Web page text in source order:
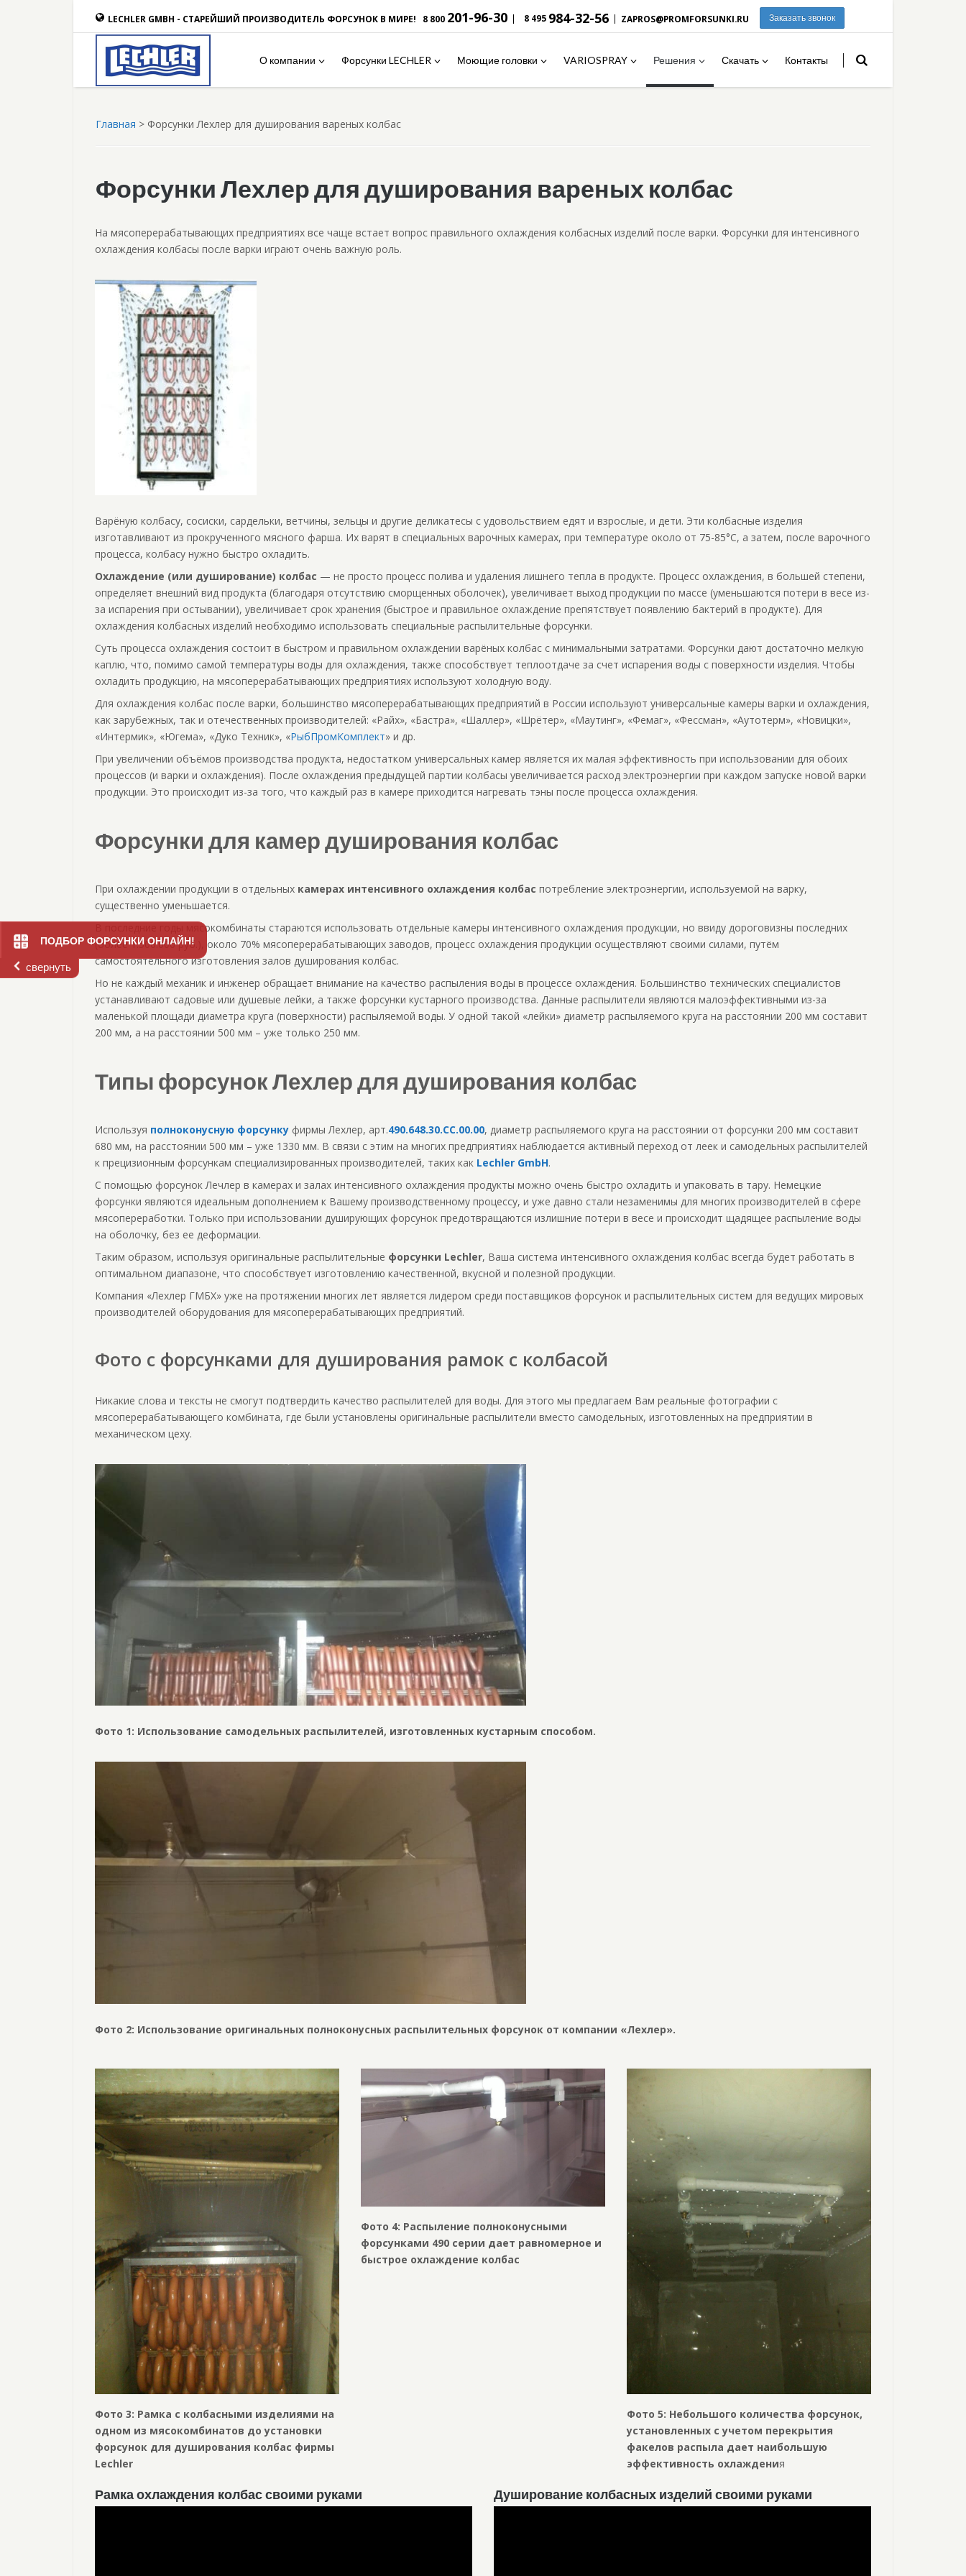
ПОДБОР ФОРСУНКИ ОНЛАЙН!
свернуть
LECHLER GMBH - СТАРЕЙШИЙ ПРОИЗВОДИТЕЛЬ ФОРСУНОК В МИРЕ! 8 800 201-96-30 | 8 495 984-32-56 | ZAPROS@PROMFORSUNKI.RU Заказать звонок
О компании Форсунки LECHLER Моющие головки VARIOSPRAY Решения Скачать Контакты
Главная > Форсунки Лехлер для душирования вареных колбас
Форсунки Лехлер для душирования вареных колбас
На мясоперерабатывающих предприятиях все чаще встает вопрос правильного охлаждения колбасных изделий после варки. Форсунки для интенсивного
охлаждения колбасы после варки играют очень важную роль.
Варёную колбасу, сосиски, сардельки, ветчины, зельцы и другие деликатесы с удовольствием едят и взрослые, и дети. Эти колбасные изделия
изготавливают из прокрученного мясного фарша. Их варят в специальных варочных камерах, при температуре около от 75-85°C, а затем, после варочного
процесса, колбасу нужно быстро охладить.
Охлаждение (или душирование) колбас — не просто процесс полива и удаления лишнего тепла в продукте. Процесс охлаждения, в большей степени,
определяет внешний вид продукта (благодаря отсутствию сморщенных оболочек), увеличивает выход продукции по массе (уменьшаются потери в весе из-
за испарения при остывании), увеличивает срок хранения (быстрое и правильное охлаждение препятствует появлению бактерий в продукте). Для
охлаждения колбасных изделий необходимо использовать специальные распылительные форсунки.
Суть процесса охлаждения состоит в быстром и правильном охлаждении варёных колбас с минимальными затратами. Форсунки дают достаточно мелкую
каплю, что, помимо самой температуры воды для охлаждения, также способствует теплоотдаче за счет испарения воды с поверхности изделия. Чтобы
охладить продукцию, на мясоперерабатывающих предприятиях используют холодную воду.
Для охлаждения колбас после варки, большинство мясоперерабатывающих предприятий в России используют универсальные камеры варки и охлаждения,
как зарубежных, так и отечественных производителей: «Райх», «Бастра», «Шаллер», «Шрётер», «Маутинг», «Фемаг», «Фессман», «Аутотерм», «Новицки»,
«Интермик», «Югема», «Дуко Техник», «РыбПромКомплект» и др.
При увеличении объёмов производства продукта, недостатком универсальных камер является их малая эффективность при использовании для обоих
процессов (и варки и охлаждения). После охлаждения предыдущей партии колбасы увеличивается расход электроэнергии при каждом запуске новой варки
продукции. Это происходит из-за того, что каждый раз в камере приходится нагревать тэны после процесса охлаждения.
Форсунки для камер душирования колбас
При охлаждении продукции в отдельных камерах интенсивного охлаждения колбас потребление электроэнергии, используемой на варку,
существенно уменьшается.
В последние годы мясокомбинаты стараются использовать отдельные камеры интенсивного охлаждения продукции, но ввиду дороговизны последних
(более 1.500.000 руб.), около 70% мясоперерабатывающих заводов, процесс охлаждения продукции осуществляют своими силами, путём
самостоятельного изготовления залов душирования колбас.
Но не каждый механик и инженер обращает внимание на качество распыления воды в процессе охлаждения. Большинство технических специалистов
устанавливают садовые или душевые лейки, а также форсунки кустарного производства. Данные распылители являются малоэффективными из-за
маленькой площади диаметра круга (поверхности) распыляемой воды. У одной такой «лейки» диаметр распыляемого круга на расстоянии 200 мм составит
200 мм, а на расстоянии 500 мм – уже только 250 мм.
Типы форсунок Лехлер для душирования колбас
Используя полноконусную форсунку фирмы Лехлер, арт.490.648.30.СС.00.00, диаметр распыляемого круга на расстоянии от форсунки 200 мм составит
680 мм, на расстоянии 500 мм – уже 1330 мм. В связи с этим на многих предприятиях наблюдается активный переход от леек и самодельных распылителей
к прецизионным форсункам специализированных производителей, таких как Lechler GmbH.
С помощью форсунок Лечлер в камерах и залах интенсивного охлаждения продукты можно очень быстро охладить и упаковать в тару. Немецкие
форсунки являются идеальным дополнением к Вашему производственному процессу, и уже давно стали незаменимы для многих производителей в сфере
мясопереработки. Только при использовании душирующих форсунок предотвращаются излишние потери в весе и проиcходит щадящее распыление воды
на оболочку, без ее деформации.
Таким образом, используя оригинальные распылительные форсунки Lechler, Ваша система интенсивного охлаждения колбас всегда будет работать в
оптимальном диапазоне, что способствует изготовлению качественной, вкусной и полезной продукции.
Компания «Лехлер ГМБХ» уже на протяжении многих лет является лидером среди поставщиков форсунок и распылительных систем для ведущих мировых
производителей оборудования для мясоперерабатывающих предприятий.
Фото с форсунками для душирования рамок с колбасой
Никакие слова и тексты не смогут подтвердить качество распылителей для воды. Для этого мы предлагаем Вам реальные фотографии с
мясоперерабатывающего комбината, где были установлены оригинальные распылители вместо самодельных, изготовленных на предприятии в
механическом цеху.
Фото 1: Использование самодельных распылителей, изготовленных кустарным способом.
Фото 2: Использование оригинальных полноконусных распылительных форсунок от компании «Лехлер».
Фото 3: Рамка с колбасными изделиями на
одном из мясокомбинатов до установки
форсунок для душирования колбас фирмы
Lechler
Фото 4: Распыление полноконусными
форсунками 490 серии дает равномерное и
быстрое охлаждение колбас
Фото 5: Небольшого количества форсунок,
установленных с учетом перекрытия
факелов распыла дает наибольшую
эффективность охлаждения
Рамка охлаждения колбас своими руками Душирование колбасных изделий своими руками